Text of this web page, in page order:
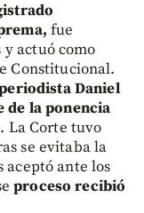
fue
actuó como
Constitucional.
Daniel
de la ponencia
La Corte tuvo
se evitaba la
ante los
proceso recibió